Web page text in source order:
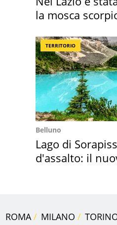
la mosca
TERRITORIO
Belluno
Lago di
d'assalto: il
ROMA MILANO